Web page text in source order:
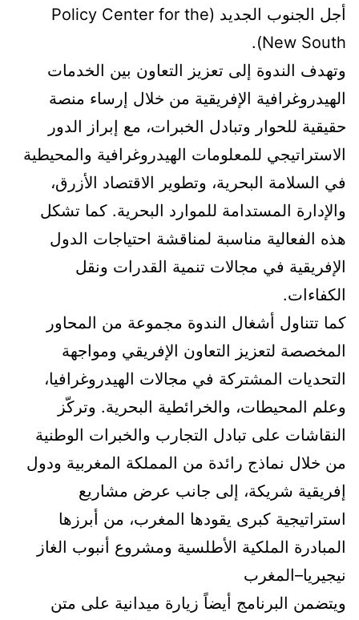
أجل الجنوب الجديد (Policy Center for the
New South).
وتهدف الندوة إلى تعزيز التعاون بين الخدمات
الهيدروغرافية الإفريقية من خلال إرساء منصة
حقيقية للحوار وتبادل الخبرات، مع إبراز الدور
الاستراتيجي للمعلومات الهيدروغرافية والمحيطية
في السلامة البحرية، وتطوير الاقتصاد الأزرق،
والإدارة المستدامة للموارد البحرية. كما تشكل
هذه الفعالية مناسبة لمناقشة احتياجات الدول
الإفريقية في مجالات تنمية القدرات ونقل
الكفاءات.
كما تتناول أشغال الندوة مجموعة من المحاور
المخصصة لتعزيز التعاون الإفريقي ومواجهة
التحديات المشتركة في مجالات الهيدروغرافيا،
وعلم المحيطات، والخرائطية البحرية. وتركّز
النقاشات على تبادل التجارب والخبرات الوطنية
من خلال نماذج رائدة من المملكة المغربية ودول
إفريقية شريكة، إلى جانب عرض مشاريع
استراتيجية كبرى يقودها المغرب، من أبرزها
المبادرة الملكية الأطلسية ومشروع أنبوب الغاز
نيجيريا–المغرب
ويتضمن البرنامج أيضاً زيارة ميدانية على متن